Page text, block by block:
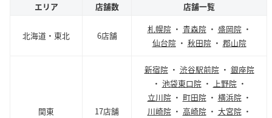
エリア 店舗数 店舗一覧
北海道・東北 6店舗
札幌院 ・ 青森院 ・ 盛岡院 ・
仙台院 ・ 秋田院 ・ 郡山院
関東 17店舗
新宿院 ・ 渋谷駅前院 ・ 銀座院
・ 池袋東口院 ・ 上野院 ・
立川院 ・ 町田院 ・ 横浜院 ・
川崎院 ・ 高崎院 ・ 大宮院 ・